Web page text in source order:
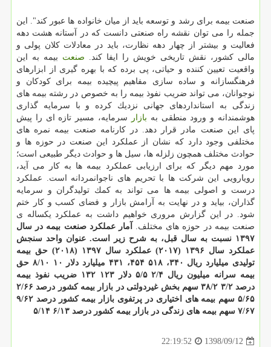
صنعت بیمه برای رشد و توسعه باید از میان خانواده ها عبور كند". این
جمله را می توان نقشه راه صنعتی دانست كه در آستانه هشت دهه
فعالیت و بیشتر از چهار دهه نظارت، باید در معادلات كلان پولی و
مالی كشور، نقش تاریخی خویش را ایفا كند. صنعت بیمه به این
واقعیت تعیین كننده و حیاتی، پی برده كه با بهره گیری از ابزارهای
فرهنگسازانه و ساده سازی مفاهیم پیچیده بیمه برای كودكان و
نوجوانان، می تواند ضریب نفوذ بیمه را به خصوص در رشته بیمه های
زندگی به استانداردهای جهانی نزدیك كرده و با سرمایه گذاری
هوشمندانه و ورود منطقی به بازار
سرمایه، مسیر تازه ای را پیش
پای این صنعت مادر قرار دهد. در كارنامه صنعت بیمه نمره های
مختلفی وجود دارد كه نشان از عملكرد این صنعت در حوزه ها و
حوادث مختلف همچون زلزله ها، سیل ها و حوادث دیگر طبیعی است؛
مورد مهم دیگر كه برای ارزیابی عملكرد بیمه ها به كار می آید،
رویارویی این شركت ها با تحریم های ناجوانمردانه است. عملكرد
درست و اصولی بیمه ها می تواند به كمك تولیدگران و سرمایه
گذاران، بیاید و در نهایت به آرامش بازار و فضای كسب و كار ختم
شود. در این گزارش مروری خواهیم داشت به عملكرد یكساله ی
صنعت بیمه در حوزه های مختلف.
آمار عملكرد صنعت بیمه در سال
۱۳۹۷ نسبت به سال قبل، به شرح زیر است.
عنوان واحد سنجش
عملكرد سال ۱۳۹۶ (۲۰۱۷)
عملكرد سال ۱۳۹۷ (۲۰۱۸)
حق بیمه
تولیدی میلیارد ریال ۳۴۰، ۵۱۸ ۴۵۴، ۴۳۱ میلیارد دلار ۱۰ ۸/۱۰ حق
بیمه سرانه میلیون ریال ۲/۴ ۵/۵ دلار ۱۲۳ ۱۳۲
ضریب نفوذ بیمه
درصد ۳/۲ ۳۸/۲ سهم بخش غیردولتی در بازار بیمه كشور درصد ۲/۶۶
۵/۶۵ سهم بیمه های اختیاری در پرتفوی بازار بیمه كشور درصد ۹/۶۲
۷/۶۷ سهم بیمه های زندگی در بازار بیمه كشور درصد ۶/۱۳ ۵/۱۴
1398/09/12
22:19:52